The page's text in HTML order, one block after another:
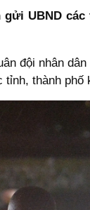
UBND
đội nhân
thành phố